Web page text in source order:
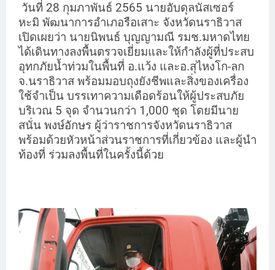
วันที่ 28 กุมภาพันธ์ 2565 นายอับดุลนัสเซอร์
หะมิ พัฒนาการอำเภอรือเสาะ จังหวัดนราธิวาส
เปิดเผยว่า นายนิพนธ์ บุญญามณี รมช.มหาดไทย
ได้เดินทางลงพื้นตรวจเยี่ยมและให้กำลังผู้ที่ประสบ
อุทกภัยน้ำท่วมในพื้นที่ อ.แว้ง และอ.สุไหงโก-ลก
จ.นราธิวาส พร้อมมอบถุงยังชีพและสิ่งของเครื่อง
ใช้จำเป็น บรรเทาความเดือดร้อนให้ผู้ประสบภัย
บริเวณ 5 จุด จำนวนกว่า 1,000 ชุด โดยมีนาย
สนั่น พงษ์อักษร ผู้ว่าราชการจังหวัดนราธิวาส
พร้อมด้วยหัวหน้าส่วนราชการที่เกี่ยวข้อง และผู้นำ
ท้องที่ ร่วมลงพื้นที่ในครั้งนี้ด้วย